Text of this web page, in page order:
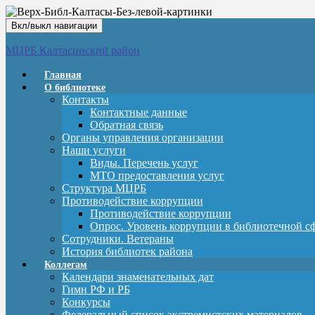
Вкл/выкл навигации
МЦРБ Калтасинский район
Главная
О библиотеке
Контакты
Контактные данные
Обратная связь
Органы управления организации
Наши услуги
Виды. Перечень услуг
МТО предоставления услуг
Структура МЦРБ
Противодействие коррупции
Противодействие коррупции
Опрос. Уровень коррупции в библиотечной
Сотрудники. Ветераны
История библиотек района
Коллегам
Календари знаменательных дат
Гимн РФ и РБ
Конкурсы